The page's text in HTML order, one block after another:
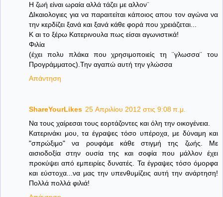
Η ζωή είναι ωραία αλλά τάζει με αλλον¨
ΔΙκαιολογιες για να παραιτείται κάποιος απου τον αγώνα να
την κερδίζει ξανά και ξανά κάθε φορά που χρειάζεται...
Κ αι το ξέρω Κατερινουλα πως είσαι αγωνιστικά!
Φιλία
(έχει πολυ πλάκα που χρησιμοποιείς τη ¨γλωσσα¨ του
Προγράμματος).Την αγαπώ αυτή την γλώσσα
Απάντηση
ShareYourLikes 25 Απριλίου 2012 στις 9:08 π.μ.
Nα τους χαίρεσαι τους εορτάζοντες και όλη την οικογένεια.
Κατερινάκι μου, τα έγραψες τόσο υπέροχα, με δύναμη και
"σπρώξιμο" να ρουφάμε κάθε στιγμή της ζωής. Με
αισιοδοξία στην ουσία της και σοφία που μάλλον έχει
προκύψει από εμπειρίες δυνατές. Τα έγραψες τόσο όμορφα
και εύστοχα...να μας την υπενθυμίζεις αυτή την ανάρτηση!
Πολλά πολλά φιλιά!